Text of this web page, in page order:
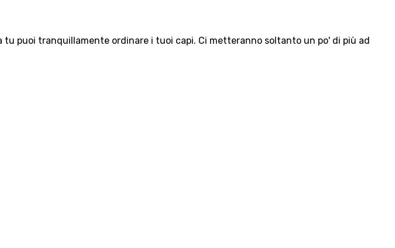
puoi tranquillamente ordinare i tuoi capi. Ci metteranno soltanto un po' di più ad